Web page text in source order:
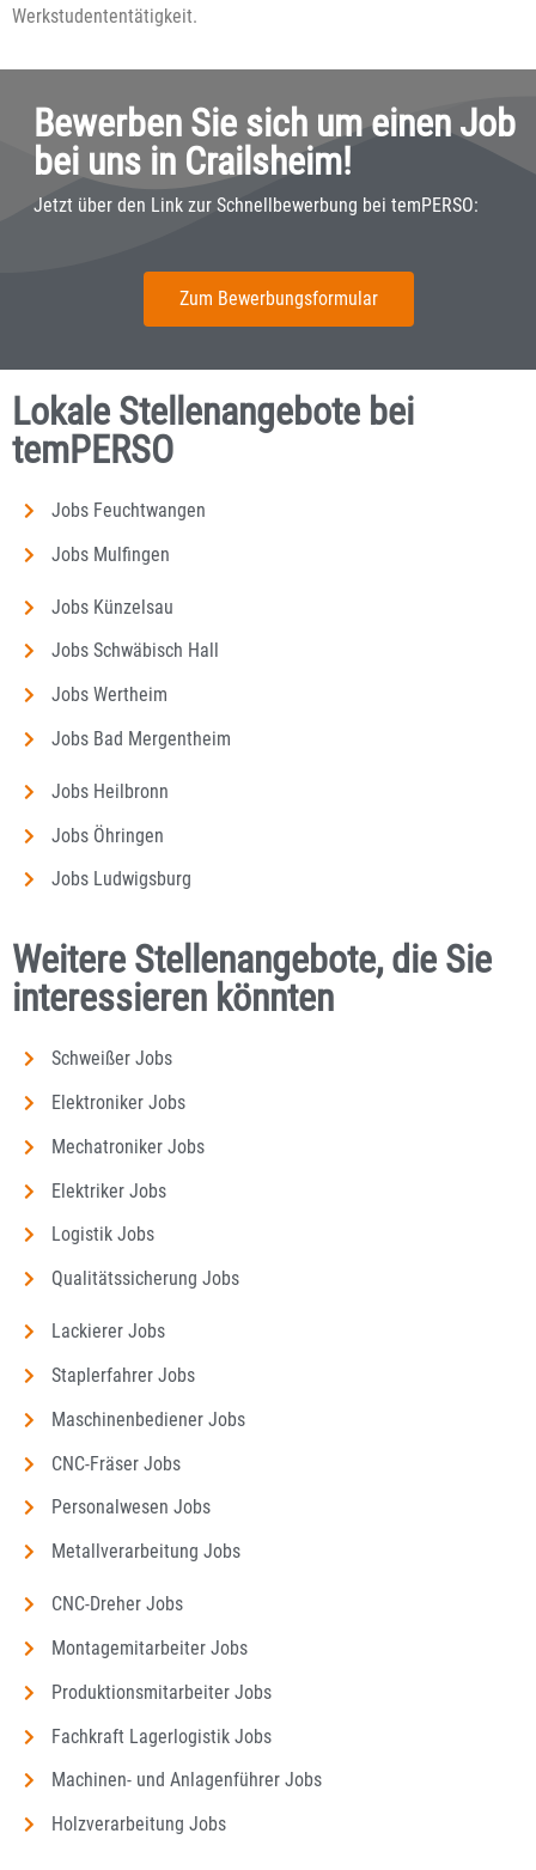
Werkstudententätigkeit.
Bewerben Sie sich um einen Job
bei uns in Crailsheim!
Jetzt über den Link zur Schnellbewerbung bei temPERSO:
Zum Bewerbungsformular
Lokale Stellenangebote bei
temPERSO
Jobs Feuchtwangen
Jobs Mulfingen
Jobs Künzelsau
Jobs Schwäbisch Hall
Jobs Wertheim
Jobs Bad Mergentheim
Jobs Heilbronn
Jobs Öhringen
Jobs Ludwigsburg
Weitere Stellenangebote, die Sie
interessieren könnten
Schweißer Jobs
Elektroniker Jobs
Mechatroniker Jobs
Elektriker Jobs
Logistik Jobs
Qualitätssicherung Jobs
Lackierer Jobs
Staplerfahrer Jobs
Maschinenbediener Jobs
CNC-Fräser Jobs
Personalwesen Jobs
Metallverarbeitung Jobs
CNC-Dreher Jobs
Montagemitarbeiter Jobs
Produktionsmitarbeiter Jobs
Fachkraft Lagerlogistik Jobs
Machinen- und Anlagenführer Jobs
Holzverarbeitung Jobs